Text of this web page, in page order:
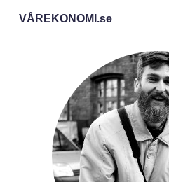
VÅREKONOMI.se